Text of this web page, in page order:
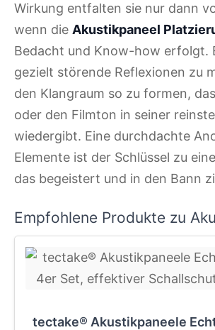
Wirkung entfalten sie nur dann
wenn die Akustikpaneel
Bedacht und Know-how erfolgt.
gezielt störende Reflexionen zu
den Klangraum so zu formen,
oder den Filmton in seiner
wiedergibt. Eine durchdachte
Elemente ist der Schlüssel zu
das begeistert und in den Bann
Empfohlene Produkte zu
tectake® Akustikpaneele